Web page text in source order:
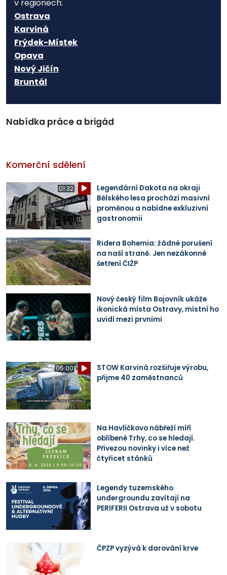
v regionech:
Ostrava
Karviná
Frýdek-Místek
Opava
Nový Jičín
Bruntál
Nabídka práce a brigád
Komerční sdělení
01:32
Legendární Dakota na okraji
Bělského lesa prochází masivní
proměnou a nabídne exkluzivní
gastronomii
Ridera Bohemia: žádné porušení
na naší straně. Jen nezákonné
šetření ČIŽP
Nový český film Bojovník ukáže
ikonická místa Ostravy, místní ho
uvidí mezi prvními
05:00
STOW Karviná rozšiřuje výrobu,
přijme 40 zaměstnanců
Na Havlíčkovo nábřeží míří
oblíbené Trhy, co se hledají.
Přivezou novinky i více než
čtyřicet stánků
Legendy tuzemského
undergroundu zavítají na
PERIFERII Ostrava už v sobotu
ČPZP vyzývá k darování krve